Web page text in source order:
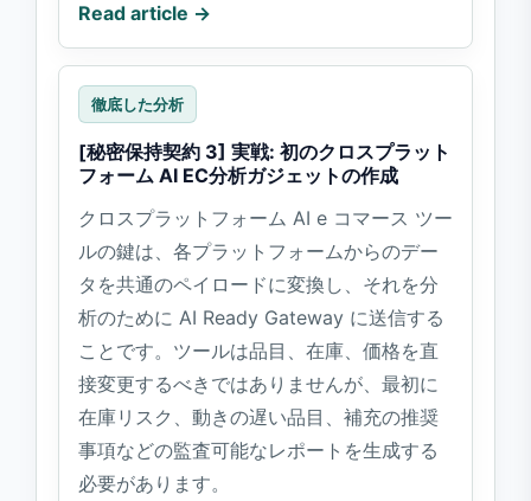
Read article →
徹底した分析
[秘密保持契約 3] 実戦: 初のクロスプラット
フォーム AI EC分析ガジェットの作成
クロスプラットフォーム AI e コマース ツー
ルの鍵は、各プラットフォームからのデー
タを共通のペイロードに変換し、それを分
析のために AI Ready Gateway に送信する
ことです。ツールは品目、在庫、価格を直
接変更するべきではありませんが、最初に
在庫リスク、動きの遅い品目、補充の推奨
事項などの監査可能なレポートを生成する
必要があります。